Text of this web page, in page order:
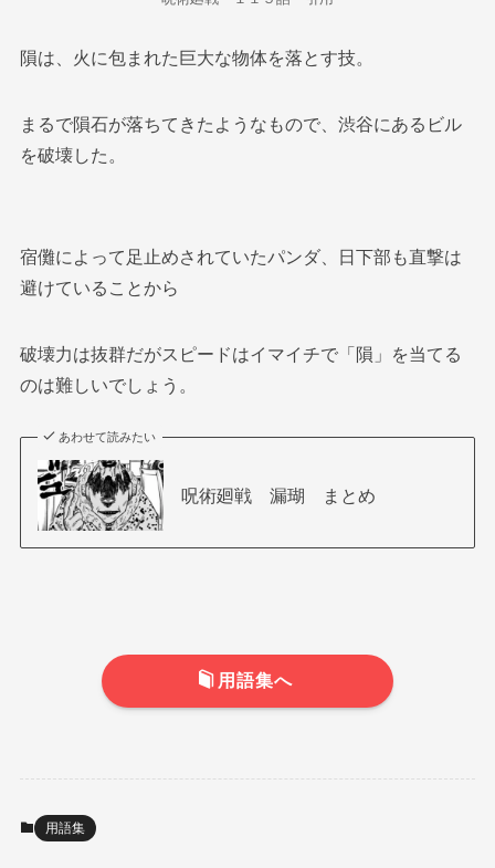
隕は、火に包まれた巨大な物体を落とす技。
まるで隕石が落ちてきたようなもので、渋谷にあるビル
を破壊した。
宿儺によって足止めされていたパンダ、日下部も直撃は
避けていることから
破壊力は抜群だがスピードはイマイチで「隕」を当てる
のは難しいでしょう。
あわせて読みたい
呪術廻戦 漏瑚 まとめ
用語集へ
用語集